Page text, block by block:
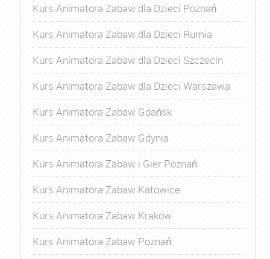
Kurs Animatora Zabaw dla Dzieci Poznań
Kurs Animatora Zabaw dla Dzieci Rumia
Kurs Animatora Zabaw dla Dzieci Szczecin
Kurs Animatora Zabaw dla Dzieci Warszawa
Kurs Animatora Zabaw Gdańsk
Kurs Animatora Zabaw Gdynia
Kurs Animatora Zabaw i Gier Poznań
Kurs Animatora Zabaw Katowice
Kurs Animatora Zabaw Kraków
Kurs Animatora Zabaw Poznań